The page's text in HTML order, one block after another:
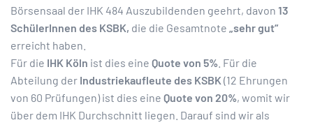
Börsensaal der IHK 484 Auszubildenden geehrt, davon 13
SchülerInnen des KSBK, die die Gesamtnote „sehr gut“
erreicht haben.
Für die IHK Köln ist dies eine Quote von 5% . Für die
Abteilung der Industriekaufleute des KSBK (12 Ehrungen
von 60 Prüfungen) ist dies eine Quote von 20%, womit wir
über dem IHK Durchschnitt liegen. Darauf sind wir als